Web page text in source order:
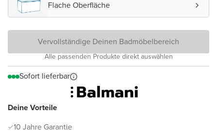
Deine Vorteile
10 Jahre Garantie
Flache Oberfläche
Vervollständige Deinen Badmöbelbereich
Alle passenden Produkte direkt auswählen
Sofort lieferbar